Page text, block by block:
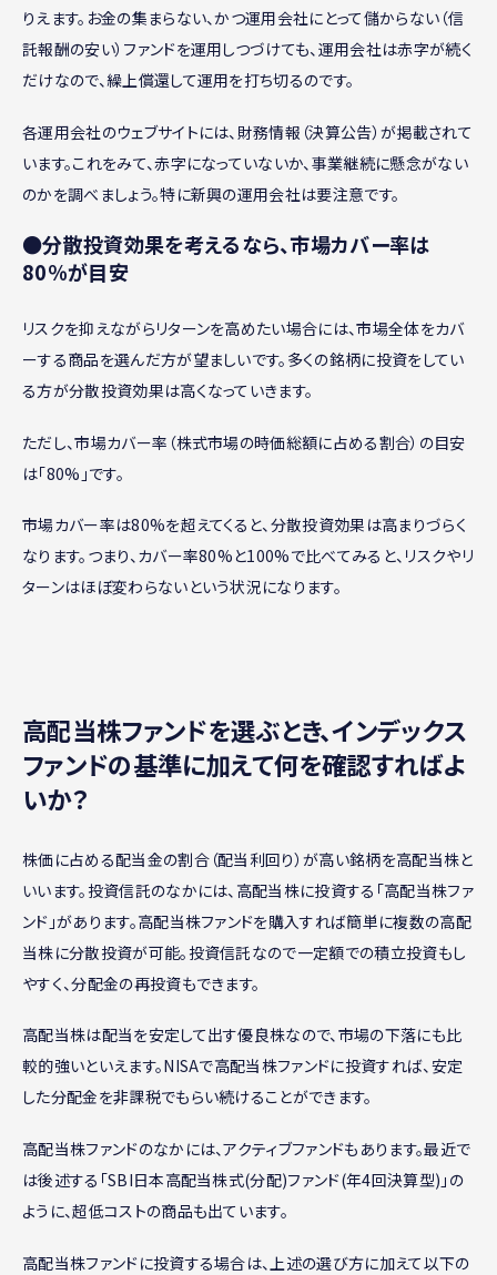
りえます。お金の集まらない、かつ運用会社にとって儲からない（信
託報酬の安い）ファンドを運用しつづけても、運用会社は赤字が続く
だけなので、繰上償還して運用を打ち切るのです。
各運用会社のウェブサイトには、財務情報（決算公告）が掲載されて
います。これをみて、赤字になっていないか、事業継続に懸念がない
のかを調べましょう。特に新興の運用会社は要注意です。
●分散投資効果を考えるなら、市場カバー率は
80％が目安
リスクを抑えながらリターンを高めたい場合には、市場全体をカバ
ーする商品を選んだ方が望ましいです。多くの銘柄に投資をしてい
る方が分散投資効果は高くなっていきます。
ただし、市場カバー率（株式市場の時価総額に占める割合）の目安
は「80%」です。
市場カバー率は80%を超えてくると、分散投資効果は高まりづらく
なります。つまり、カバー率80%と100%で比べてみると、リスクやリ
ターンはほぼ変わらないという状況になります。
高配当株ファンドを選ぶとき、インデックス
ファンドの基準に加えて何を確認すればよ
いか？
株価に占める配当金の割合（配当利回り）が高い銘柄を高配当株と
いいます。投資信託のなかには、高配当株に投資する「高配当株ファ
ンド」があります。高配当株ファンドを購入すれば簡単に複数の高配
当株に分散投資が可能。投資信託なので一定額での積立投資もし
やすく、分配金の再投資もできます。
高配当株は配当を安定して出す優良株なので、市場の下落にも比
較的強いといえます。NISAで高配当株ファンドに投資すれば、安定
した分配金を非課税でもらい続けることができます。
高配当株ファンドのなかには、アクティブファンドもあります。最近で
は後述する「SBI日本高配当株式(分配)ファンド(年4回決算型)」の
ように、超低コストの商品も出ています。
高配当株ファンドに投資する場合は、上述の選び方に加えて以下の